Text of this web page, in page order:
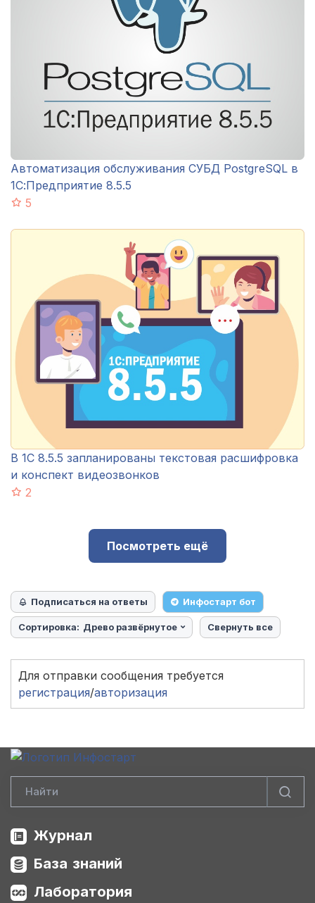
Автоматизация обслуживания СУБД PostgreSQL в
1С:Предприятие 8.5.5
5
В 1С 8.5.5 запланированы текстовая расшифровка
и конспект видеозвонков
2
Посмотреть ещё
Подписаться на ответы Инфостарт бот
Сортировка: Древо развёрнутое Свернуть все
Для отправки сообщения требуется
регистрация/авторизация
Журнал
База знаний
Лаборатория